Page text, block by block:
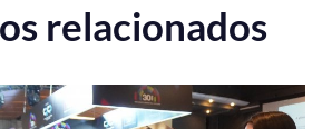
relacionados